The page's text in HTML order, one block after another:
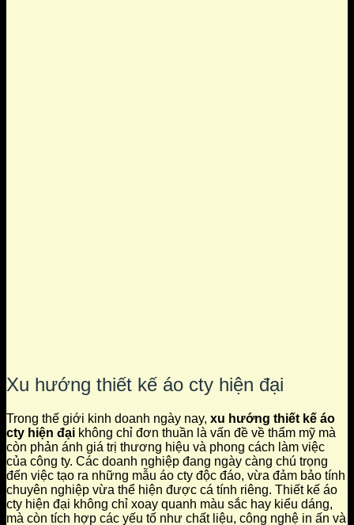
Xu hướng thiết kế áo cty hiện đại
Trong thế giới kinh doanh ngày nay, xu hướng thiết kế áo
cty hiện đại không chỉ đơn thuần là vấn đề về thẩm mỹ mà
còn phản ánh giá trị thương hiệu và phong cách làm việc
của công ty. Các doanh nghiệp đang ngày càng chú trọng
đến việc tạo ra những mẫu áo cty độc đáo, vừa đảm bảo tính
chuyên nghiệp vừa thể hiện được cá tính riêng. Thiết kế áo
cty hiện đại không chỉ xoay quanh màu sắc hay kiểu dáng,
mà còn tích hợp các yếu tố như chất liệu, công nghệ in ấn và